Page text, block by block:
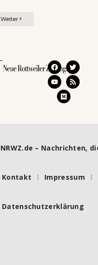
Weiter
NRWZ.de – Nachrichten,
Kontakt Impressum
Datenschutzerklärung